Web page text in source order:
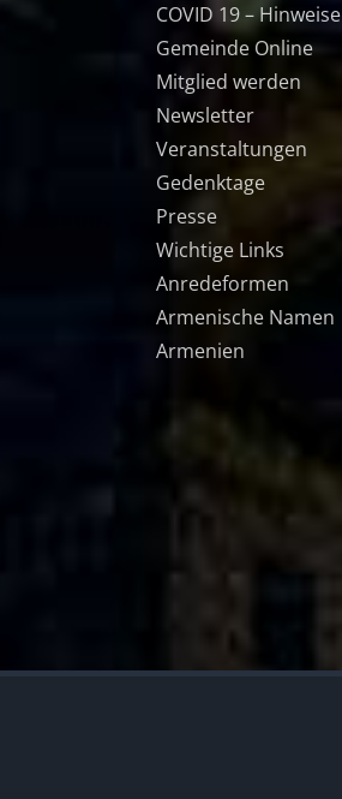
COVID 19 – Hinweise
Gemeinde Online
Mitglied werden
Newsletter
Veranstaltungen
Gedenktage
Presse
Wichtige Links
Anredeformen
Armenische Namen
Armenien